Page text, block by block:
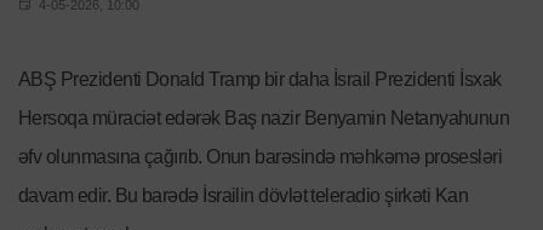
4-05-2026, 10:00
ABŞ Prezidenti Donald Tramp bir daha İsrail Prezidenti İsxak
Hersoqa müraciət edərək Baş nazir Benyamin Netanyahunun
əfv olunmasına çağırıb. Onun barəsində məhkəmə prosesləri
davam edir. Bu barədə İsrailin dövlət teleradio şirkəti Kan